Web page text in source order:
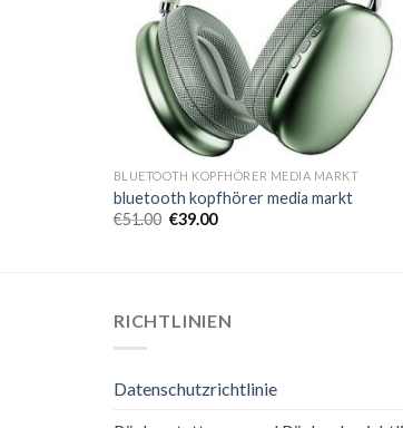
BLUETOOTH KOPFHÖRER MEDIA MARKT
bluetooth kopfhörer media markt
€51.00 €39.00
RICHTLINIEN
Datenschutzrichtlinie